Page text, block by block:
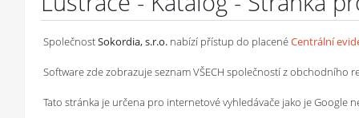
SpolečnostSokordia, s.r.o. nabízí přístup do placenéCentrální
Software zde zobrazuje seznam VŠECH společností z obchodního
Tato stránka je určena pro internetové vyhledávače jako je Google